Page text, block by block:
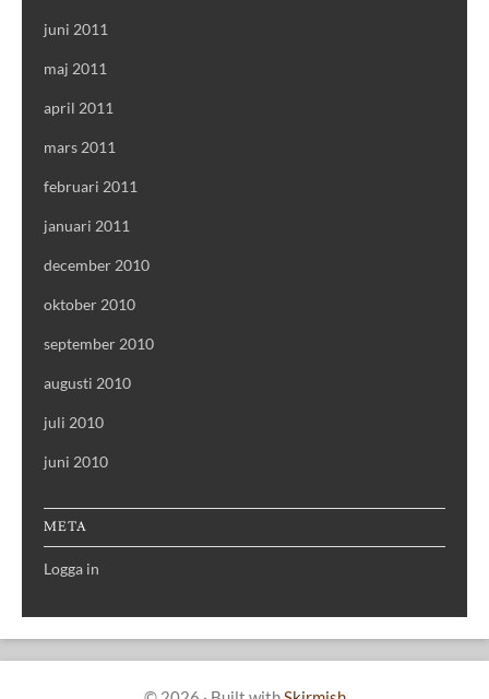
juni 2011
maj 2011
april 2011
mars 2011
februari 2011
januari 2011
december 2010
oktober 2010
september 2010
augusti 2010
juli 2010
juni 2010
META
Logga in